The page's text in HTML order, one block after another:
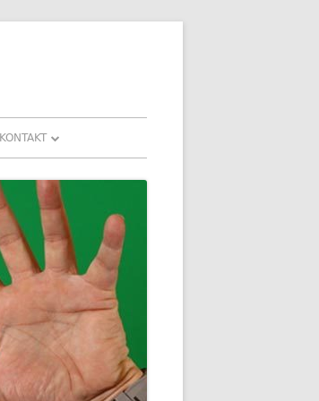
KONTAKT
DOWNLOADS
FAQ
DATENSCHUTZ
IMPRESSUM